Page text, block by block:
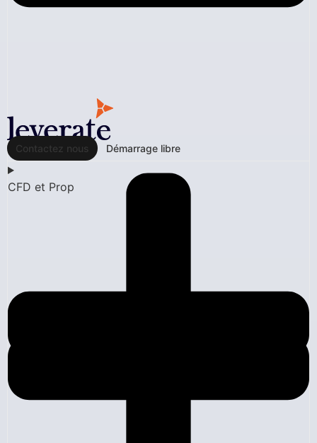
Contactez nous Démarrage libre
CFD et Prop